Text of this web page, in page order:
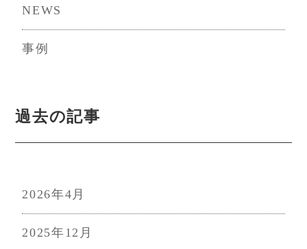
送
NEWS
事例
過去の記事
2026年4月
2025年12月